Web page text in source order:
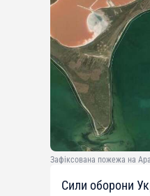
Зафіксована пожежа на
Сили оборони